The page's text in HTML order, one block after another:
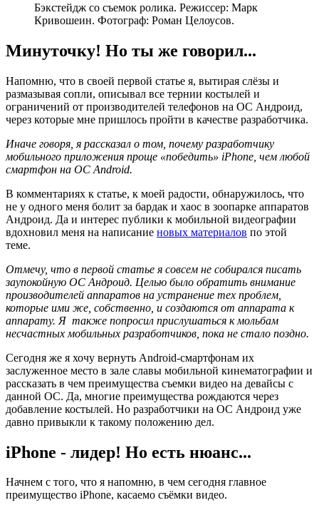
Бэкстейдж со съемок ролика. Режиссер: Марк
Кривошеин. Фотограф: Роман Целоусов.
Минуточку! Но ты же говорил...
Напомню, что в своей первой статье я, вытирая слёзы и
размазывая сопли, описывал все тернии костылей и
ограничений от производителей телефонов на ОС Андроид,
через которые мне пришлось пройти в качестве разработчика.
Иначе говоря, я рассказал о том, почему разработчику
мобильного приложения проще «победить» iPhone, чем любой
смартфон на ОС Android.
В комментариях к статье, к моей радости, обнаружилось, что
не у одного меня болит за бардак и хаос в зоопарке аппаратов
Андроид. Да и интерес публики к мобильной видеографии
вдохновил меня на написание новых материалов по этой
теме.
Отмечу, что в первой статье я совсем не собирался писать
заупокойную ОС Андроид. Целью было обратить внимание
производителей аппаратов на устранение тех проблем,
которые ими же, собственно, и создаются от аппарата к
аппарату. Я также попросил прислушаться к мольбам
несчастных мобильных разработчиков, пока не стало поздно.
Сегодня же я хочу вернуть Android-смартфонам их
заслуженное место в зале славы мобильной кинематографии и
рассказать в чем преимущества съемки видео на девайсы с
данной ОС. Да, многие преимущества рождаются через
добавление костылей. Но разработчики на ОС Андроид уже
давно привыкли к такому положению дел.
iPhone - лидер! Но есть нюанс...
Начнем с того, что я напомню, в чем сегодня главное
преимущество iPhone, касаемо съёмки видео.